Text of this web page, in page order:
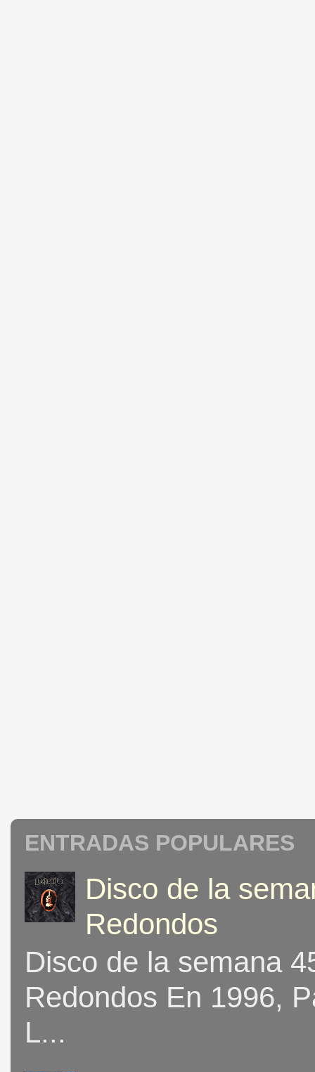
ENTRADAS POPULARES
Disco de la
Redondos
Disco de la semana
Redondos En 1996,
L...